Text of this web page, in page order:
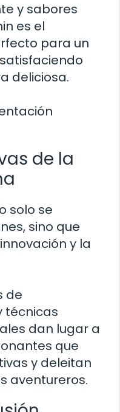
y sabores
es el
para un
deliciosa.
de la
solo se
sino que
y la
de
técnicas
dan lugar a
que
y deleitan
aventureros.